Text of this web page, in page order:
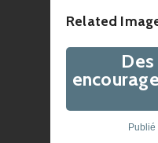
Related
Publié